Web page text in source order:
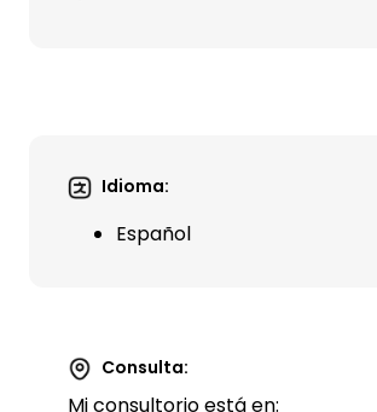
Idioma:
Español
Consulta:
Mi consultorio está en: